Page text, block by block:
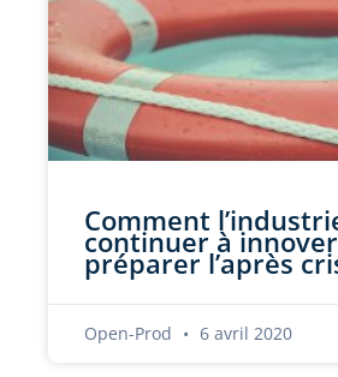
Comment
continuer à
préparer l’après
Open-Prod 6 avril 2020